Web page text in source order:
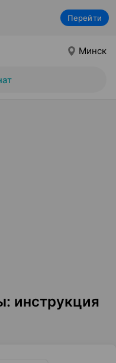
Перейти
Минск
инструкция